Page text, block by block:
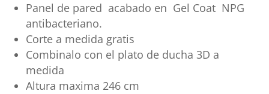
Panel de pared acabado en Gel Coat NPG
antibacteriano.
Corte a medida gratis
Combinalo con el plato de ducha 3D a
medida
Altura maxima 246 cm